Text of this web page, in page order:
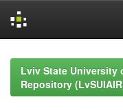
navigationLviv State
Repository